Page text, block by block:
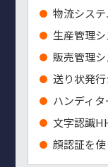
物流シス
生産管理
販売管理
送り状発
ハンディ
⽂字認識
顔認証を